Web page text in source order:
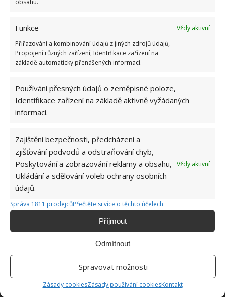
obsahu.
Funkce
Vždy aktivní
Přiřazování a kombinování údajů z jiných zdrojů údajů,
Propojení různých zařízení, Identifikace zařízení na
základě automaticky přenášených informací.
Používání přesných údajů o zeměpisné poloze,
Identifikace zařízení na základě aktivně vyžádaných
informací.
Zajištění bezpečnosti, předcházení a
zjišťování podvodů a odstraňování chyb,
Poskytování a zobrazování reklamy a obsahu,
Ukládání a sdělování voleb ochrany osobních
údajů.
Vždy aktivní
Správa 1811 prodejcůPřečtěte si více o těchto účelech
Příjmout
Odmítnout
Spravovat možnosti
Zásady cookiesZásady používání cookiesKontakt
Za zmínku stojí také dřevo, které je mezi výrobci i
umělci velmi žádané. Hodí se k výrobě nábytku,
sklářských forem,
historické modely lodí a je krásně narůžovělé.
Zdroj:Gotowanie